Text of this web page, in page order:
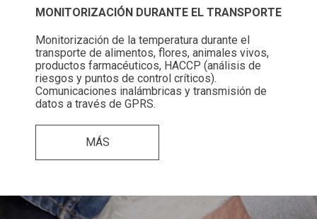
MONITORIZACIÓN DURANTE EL TRANSPORTE
Monitorización de la temperatura durante el
transporte de alimentos, flores, animales vivos,
productos farmacéuticos, HACCP (análisis de
riesgos y puntos de control críticos).
Comunicaciones inalámbricas y transmisión de
datos a través de GPRS.
MÁS